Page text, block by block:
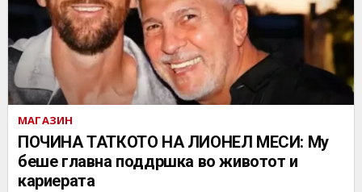
МАГАЗИН
ПОЧИНА ТАТКОТО НА ЛИОНЕЛ МЕСИ: Му
беше главна поддршка во животот и
кариерата